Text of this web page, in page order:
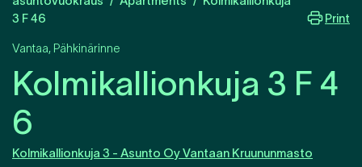
3 F 46
Print
Vantaa, Pähkinärinne
Kolmikallionkuja 3 F 4
6
Kolmikallionkuja 3 - Asunto Oy Vantaan Kruununmasto